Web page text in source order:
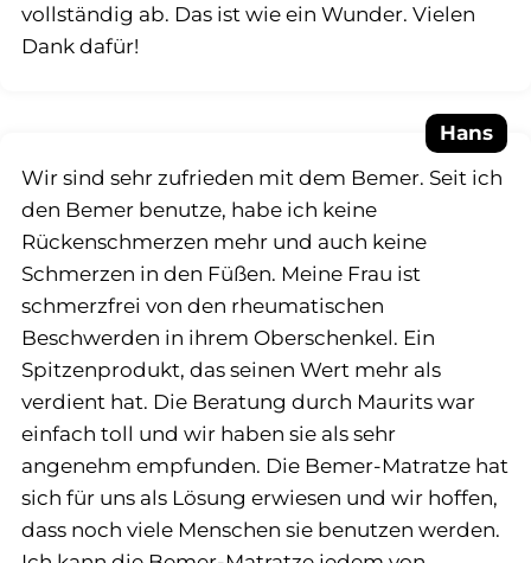
vollständig ab. Das ist wie ein Wunder. Vielen
Dank dafür!
Hans
Wir sind sehr zufrieden mit dem Bemer. Seit ich
den Bemer benutze, habe ich keine
Rückenschmerzen mehr und auch keine
Schmerzen in den Füßen. Meine Frau ist
schmerzfrei von den rheumatischen
Beschwerden in ihrem Oberschenkel. Ein
Spitzenprodukt, das seinen Wert mehr als
verdient hat. Die Beratung durch Maurits war
einfach toll und wir haben sie als sehr
angenehm empfunden. Die Bemer-Matratze hat
sich für uns als Lösung erwiesen und wir hoffen,
dass noch viele Menschen sie benutzen werden.